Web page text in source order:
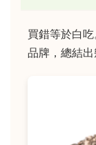
買錯等於白
品牌，總結出